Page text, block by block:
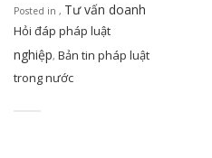
Posted in
Hỏi đáp pháp luật
, Tư vấn doanh
nghiệp, Bản tin pháp luật
trong nước